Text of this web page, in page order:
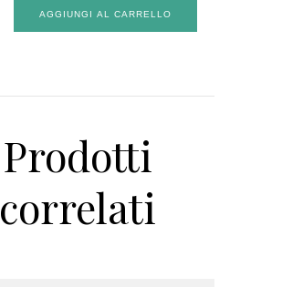
AGGIUNGI AL CARRELLO
Prodotti
correlati